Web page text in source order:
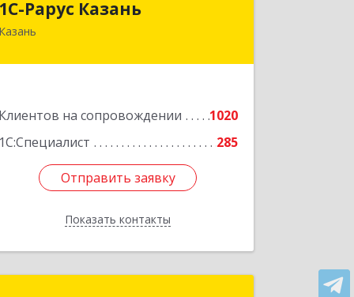
1С-Рарус Казань
Казань
Клиентов на сопровождении
1020
1С:Специалист
285
Отправить заявку
Показать контакты
420088, Татарстан Респ, Казань г,
Отправить заявку
Назад